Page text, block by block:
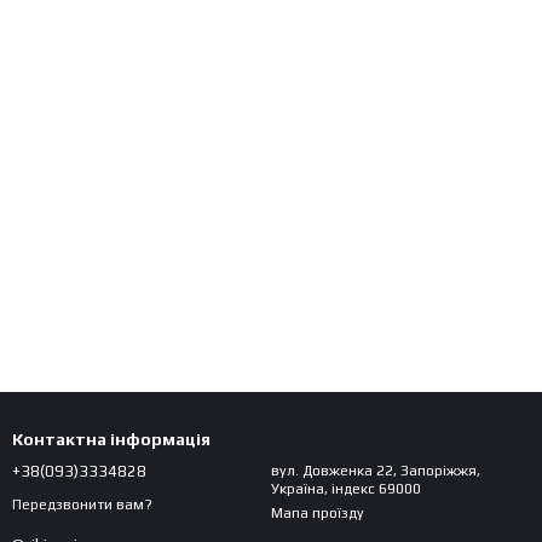
Контактна інформація
+38(093)3334828
Передзвонити вам?
вул. Довженка 22, Запоріжжя,
Україна, індекс 69000
Мапа проїзду